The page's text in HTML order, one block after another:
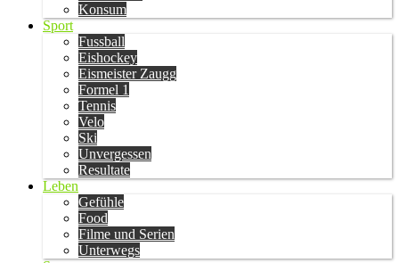
Konsum
Sport
Fussball
Eishockey
Eismeister Zaugg
Formel 1
Tennis
Velo
Ski
Unvergessen
Resultate
Leben
Gefühle
Food
Filme und Serien
Unterwegs